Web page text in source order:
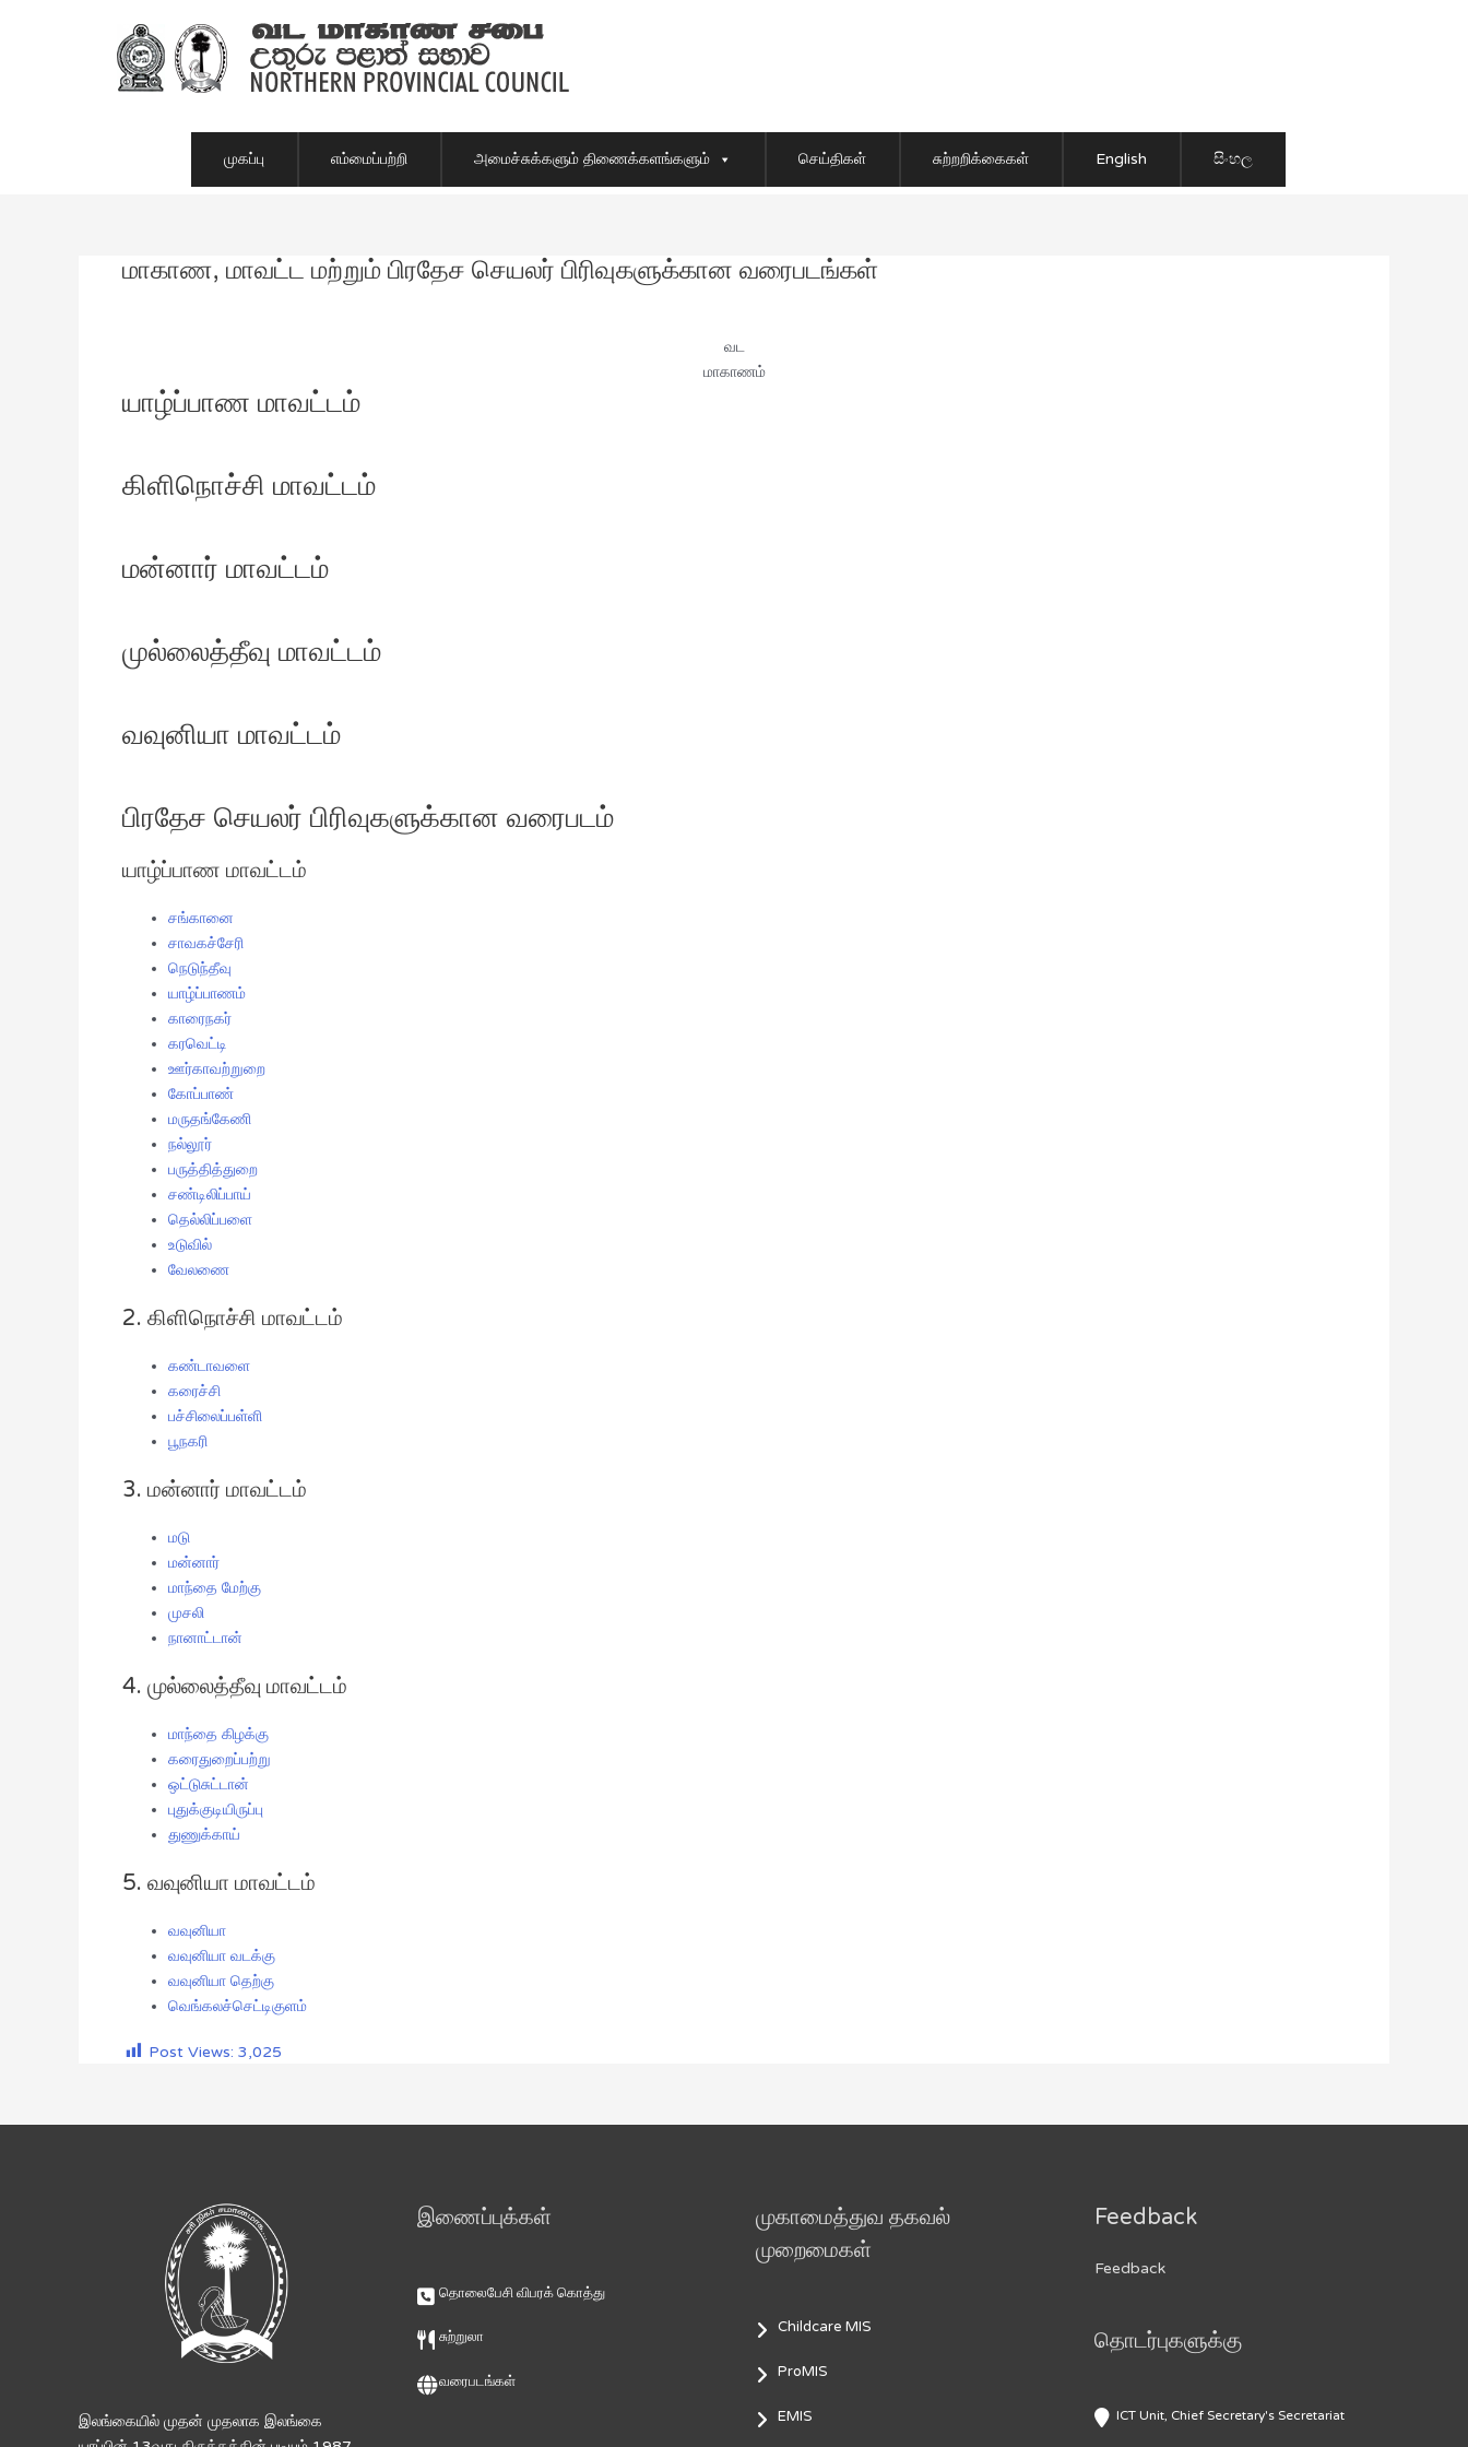
முகப்பு எம்மைப்பற்றி அமைச்சுக்களும் திணைக்களங்களும் செய்திகள் சுற்றறிக்கைகள் English සිංහල
மாகாண, மாவட்ட மற்றும் பிரதேச செயலர் பிரிவுகளுக்கான வரைபடங்கள்
வட
மாகாணம்
யாழ்ப்பாண மாவட்டம்
கிளிநொச்சி மாவட்டம்
மன்னார் மாவட்டம்
முல்லைத்தீவு மாவட்டம்
வவுனியா மாவட்டம்
பிரதேச செயலர் பிரிவுகளுக்கான வரைபடம்
யாழ்ப்பாண மாவட்டம்
சங்கானை
சாவகச்சேரி
நெடுந்தீவு
யாழ்ப்பாணம்
காரைநகர்
கரவெட்டி
ஊர்காவற்றுறை
கோப்பாண்
மருதங்கேணி
நல்லூர்
பருத்தித்துறை
சண்டிலிப்பாய்
தெல்லிப்பளை
உடுவில்
வேலணை
2. கிளிநொச்சி மாவட்டம்
கண்டாவளை
கரைச்சி
பச்சிலைப்பள்ளி
பூநகரி
3. மன்னார் மாவட்டம்
மடு
மன்னார்
மாந்தை மேற்கு
முசலி
நானாட்டான்
4. முல்லைத்தீவு மாவட்டம்
மாந்தை கிழக்கு
கரைதுறைப்பற்று
ஒட்டுசுட்டான்
புதுக்குடியிருப்பு
துணுக்காய்
5. வவுனியா மாவட்டம்
வவுனியா
வவுனியா வடக்கு
வவுனியா தெற்கு
வெங்கலச்செட்டிகுளம்
Post Views: 3,025
இலங்கையில் முதன் முதலாக இலங்கை
இணைப்புக்கள்
தொலைபேசி விபரக் கொத்து
சுற்றுலா
வரைபடங்கள்
முகாமைத்துவ தகவல்
முறைமைகள்
Childcare MIS
ProMIS
EMIS
Feedback
Feedback
தொடர்புகளுக்கு
ICT Unit, Chief Secretary's Secretariat